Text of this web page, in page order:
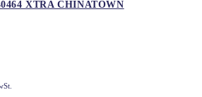
XTRA CHINATOWN